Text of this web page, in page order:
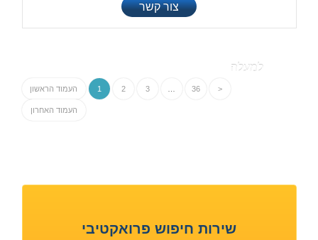
צור קשר
למעלה
העמוד הראשון 1 2 3 36 <
העמוד האחרון
שירות חיפוש פרואקטיבי